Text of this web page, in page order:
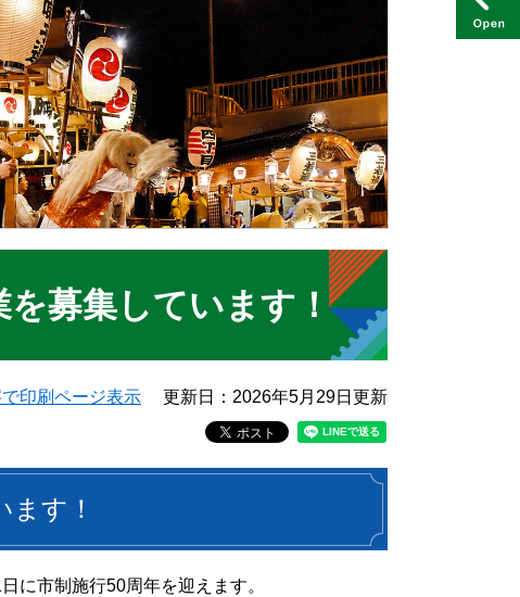
を募集しています！
印刷ページ表示 更新日：2026年5月29日更新
す！
に市制施行50周年を迎えます。